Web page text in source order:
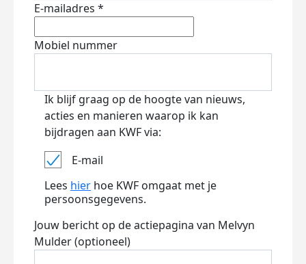
E-mailadres *
Mobiel nummer
Ik blijf graag op de hoogte van nieuws,
acties en manieren waarop ik kan
bijdragen aan KWF via:
E-mail
Lees hier hoe KWF omgaat met je
persoonsgegevens.
Jouw bericht op de actiepagina van Melvyn
Mulder (optioneel)